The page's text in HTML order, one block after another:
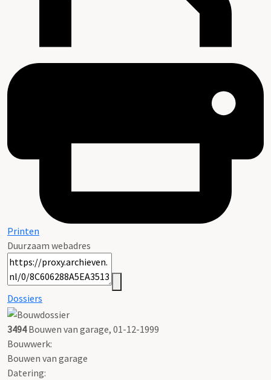
Printen
Duurzaam webadres
Dossiers
3494Bouwen van garage, 01-12-1999
Bouwwerk:
Bouwen van garage
Datering: